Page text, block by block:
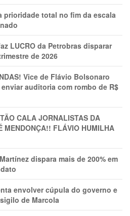
prioridade total no fim da escala
LUCRO da Petrobras disparar
de 2026
Vice de Flávio Bolsonaro
auditoria com rombo de R$
CALA JORNALISTAS DA
MENDONÇA!! FLÁVIO HUMILHA
dispara mais de 200% em
envolver cúpula do governo e
de Marcola